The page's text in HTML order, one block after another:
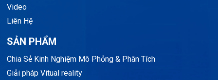
Video
Liên Hệ
SẢN PHẨM
Chia Sẻ Kinh Nghiệm Mô Phỏng & Phân Tích
Giải pháp Vitual reality